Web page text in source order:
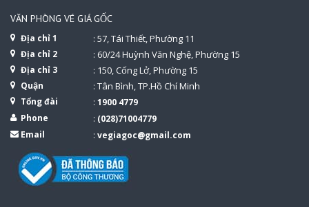
VĂN PHÒNG VÉ GIÁ GỐC
Địa chỉ 1 : 57, Tái Thiết, Phường 11
Địa chỉ 2 : 60/24 Huỳnh Văn Nghệ, Phường 15
Địa chỉ 3 : 150, Cống Lở, Phường 15
Quận : Tân Bình, TP.Hồ Chí Minh
Tổng đài : 1900 4779
Phone
: (028)71004779
Email
: vegiagoc@gmail.com